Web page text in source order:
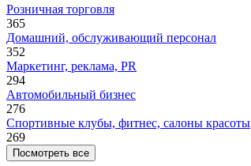
Розничная торговля
365
Домашний, обслуживающий персонал
352
Маркетинг, реклама, PR
294
Автомобильный бизнес
276
Спортивные клубы, фитнес, салоны красоты
269
Посмотреть все